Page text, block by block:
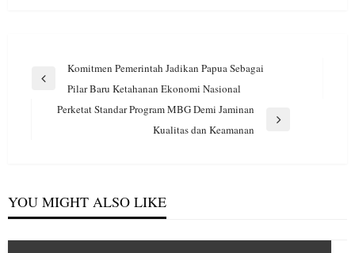
Navigasi
Previous
Komitmen Pemerintah Jadikan Papua Sebagai
Pilar Baru Ketahanan Ekonomi Nasional
Perketat Standar Program MBG Demi Jaminan
Kualitas dan Keamanan
YOU MIGHT ALSO LIKE